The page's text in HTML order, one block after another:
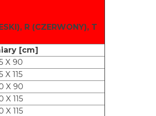
R (CZERWONY), T
[cm]
X 90
X 115
X 90
X 115
X 115